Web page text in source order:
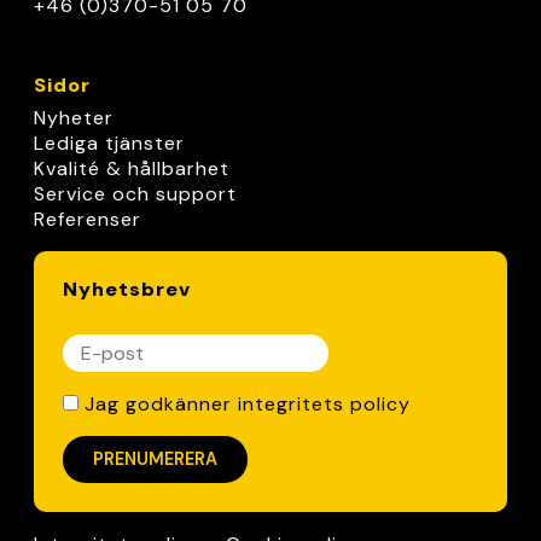
+46 (0)370-51 05 70
Sidor
Nyheter
Lediga tjänster
Kvalité & hållbarhet
Service och support
Referenser
Nyhetsbrev
Jag godkänner integritets policy